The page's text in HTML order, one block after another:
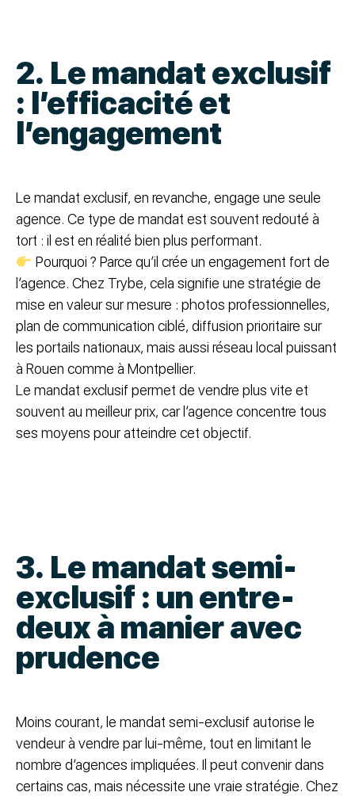
2. Le mandat exclusif
: l’efficacité et
l’engagement
Le mandat exclusif, en revanche, engage une seule
agence. Ce type de mandat est souvent redouté à
tort : il est en réalité bien plus performant.
Pourquoi ? Parce qu’il crée un engagement fort de
l’agence. Chez Trybe, cela signifie une stratégie de
mise en valeur sur mesure : photos professionnelles,
plan de communication ciblé, diffusion prioritaire sur
les portails nationaux, mais aussi réseau local puissant
à Rouen comme à Montpellier.
Le mandat exclusif permet de vendre plus vite et
souvent au meilleur prix, car l’agence concentre tous
ses moyens pour atteindre cet objectif.
3. Le mandat semi-
exclusif : un entre-
deux à manier avec
prudence
Moins courant, le mandat semi-exclusif autorise le
vendeur à vendre par lui-même, tout en limitant le
nombre d’agences impliquées. Il peut convenir dans
certains cas, mais nécessite une vraie stratégie. Chez